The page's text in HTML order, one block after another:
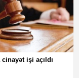
işi açıldı